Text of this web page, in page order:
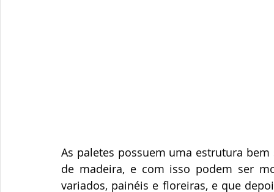
As paletes possuem uma estrutura
de madeira, e com isso podem ser
variados, painéis e floreiras, e que